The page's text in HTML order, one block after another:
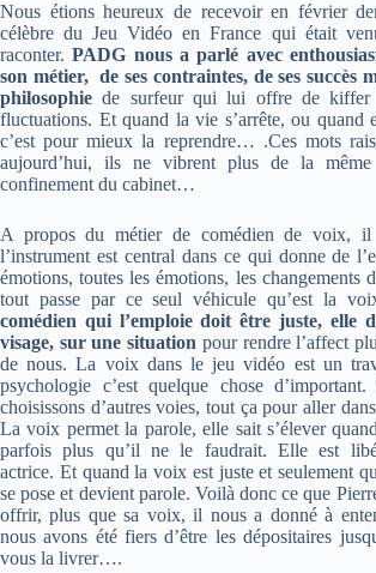
Nous étions heureux de recevoir en février
célèbre du Jeu Vidéo en France qui était
raconter.PADG nous a parlé avec
son métier, de ses contraintes, de ses succès
philosophie de surfeur qui lui offre de kiffer
fluctuations. Et quand la vie s’arrête, ou quand
c’est pour mieux la reprendre… .Ces mots
aujourd’hui, ils ne vibrent plus de la
confinement du cabinet…
A propos du métier de comédien de voix, il
l’instrument est central dans ce qui donne de
émotions, toutes les émotions, les changements
tout passe par ce seul véhicule qu’est la
comédien qui l’emploie doit être juste, elle
visage, sur une situation pour rendre l’affect
de nous. La voix dans le jeu vidéo est un
psychologie c’est quelque chose
choisissons d’autres voies, tout ça pour aller
La voix permet la parole, elle sait s’élever
parfois plus qu’il ne le faudrait. Elle est
actrice. Et quand la voix est juste et seulement
se pose et devient parole. Voilà donc ce que
offrir, plus que sa voix, il nous a donné à
nous avons été fiers d’être les dépositaires
vous la livrer….